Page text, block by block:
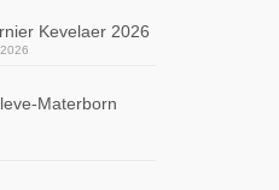
Kevelaer 2026
Materborn